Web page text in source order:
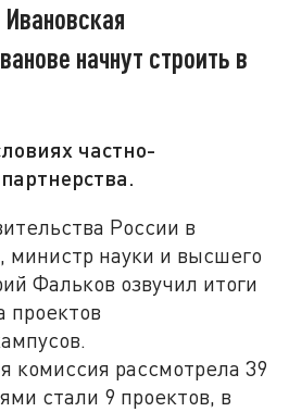
начнут строить в
частно-
России в
министр науки и высшего
Фальков озвучил итоги
проектов
комиссия рассмотрела 39
стали 9 проектов, в